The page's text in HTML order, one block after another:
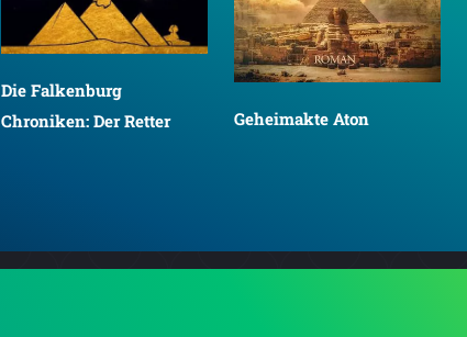
Die Falkenburg
Chroniken: Der Retter
Geheimakte Aton